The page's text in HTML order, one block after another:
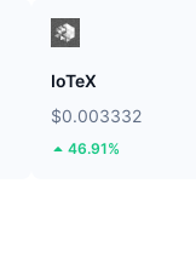
IoTeX
$0.003332
46.91%